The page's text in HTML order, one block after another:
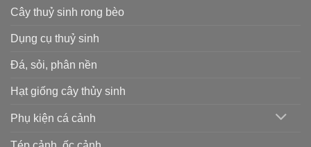
Cây thuỷ sinh rong bèo
Dụng cụ thuỷ sinh
Đá, sỏi, phân nền
Hạt giống cây thủy sinh
Phụ kiện cá cảnh